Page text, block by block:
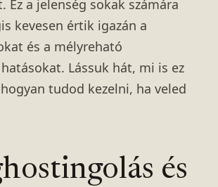
Ez a jelenség sokak számára
kevesen értik igazán a
és a mélyreható
Lássuk hát, mi is ez
tudod kezelni, ha veled
és